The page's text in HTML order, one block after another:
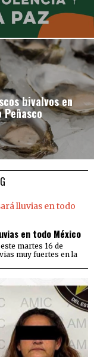
bivalvos en
en todo México
martes 16 de
muy fuertes en la